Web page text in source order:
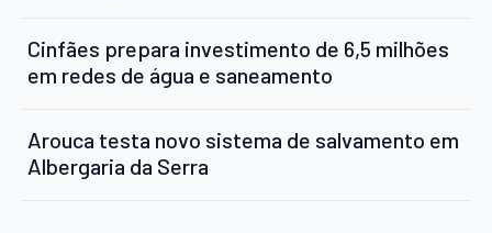
Cinfães prepara investimento de 6,5 milhões
em redes de água e saneamento
Arouca testa novo sistema de salvamento em
Albergaria da Serra